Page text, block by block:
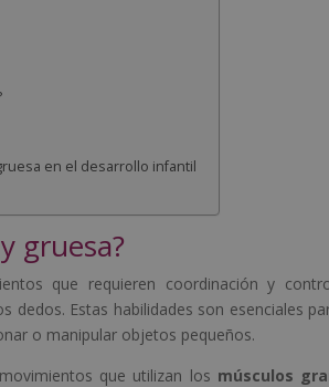
en el desarrollo infantil
gruesa?
que requieren coordinación y
dedos. Estas habilidades son esenciales
o manipular objetos pequeños.
que utilizan los músculos